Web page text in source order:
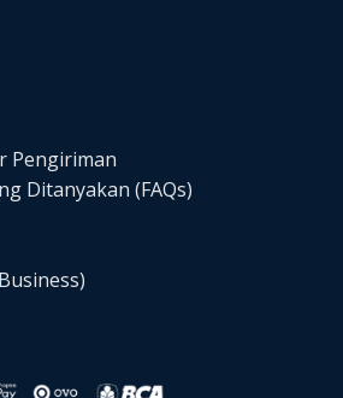
Pengiriman
Ditanyakan (FAQs)